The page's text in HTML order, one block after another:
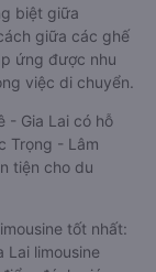
biệt giữa
giữa các ghế
ứng được nhu
việc di chuyển.
- Gia Lai có hỗ
Trọng - Lâm
tiện cho du
tốt nhất:
Lai limousine